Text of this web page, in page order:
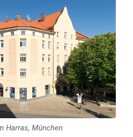
Harras, München